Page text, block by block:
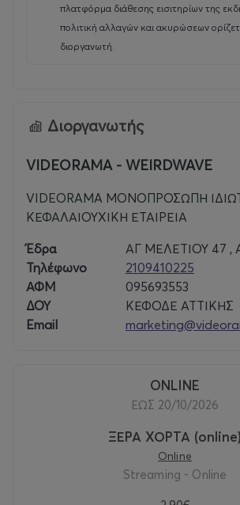
ανιδιοτέλεια, το προσωπικό και το
αποξένωση και η περιθωροποίηση. Με
πώς, ενώ η πιθανότητα να αγαπήσουμε
παρελθόντος. Αλλά και το πώς ο
μπορεί να μετατραπεί σε
Μια καθηλωτική ταινία από έναν
αγαπημένο του φεστιβάλ των Καννών
απέσπασε τον Χρυσό Φοίνικα για τη
Νάρκητου.
πλατφόρμα διάθεσης εισιτηρίων της
πολιτική αλλαγών και ακυρώσεων
διοργανωτή.
Διοργανωτής
VIDEORAMA - WEIRDWAVE
VIDEORAMA ΜΟΝΟΠΡΟΣΩΠΗ
ΚΕΦΑΛΑΙΟΥΧΙΚΗ ΕΤΑΙΡΕΙΑ
Έδρα
ΑΓ ΜΕΛΕΤΙΟΥ 47 ,
Τηλέφωνο
2109410225
ΑΦΜ
095693553
ΔΟΥ
ΚΕΦΟΔΕ ΑΤΤΙΚΗΣ
Email
ONLINE
ΕΩΣ 20/10/2026
ΞΕΡΑ ΧΟΡΤΑ (online)
Online
Streaming - Online